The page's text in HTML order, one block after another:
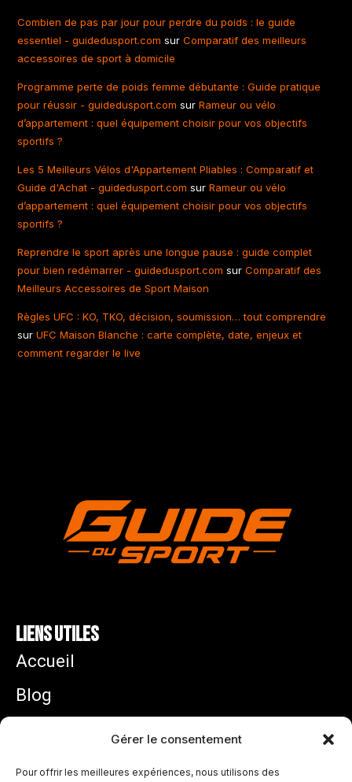
Gérer le consentement
Pour offrir les meilleures expériences, nous utilisons des
Combien de pas par jour pour perdre du poids : le guide
essentiel - guidedusport.com surComparatif des meilleurs
accessoires de sport à domicile
Programme perte de poids femme débutante : Guide pratique
pour réussir - guidedusport.com surRameur ou vélo
d’appartement : quel équipement choisir pour vos objectifs
sportifs ?
Les 5 Meilleurs Vélos d'Appartement Pliables : Comparatif et
Guide d'Achat - guidedusport.com surRameur ou vélo
d’appartement : quel équipement choisir pour vos objectifs
sportifs ?
Reprendre le sport après une longue pause : guide complet
pour bien redémarrer - guidedusport.com surComparatif des
Meilleurs Accessoires de Sport Maison
Règles UFC : KO, TKO, décision, soumission… tout comprendre
surUFC Maison Blanche : carte complète, date, enjeux et
comment regarder le live
Liens utiles
Accueil
Blog
Politique de confidentialité